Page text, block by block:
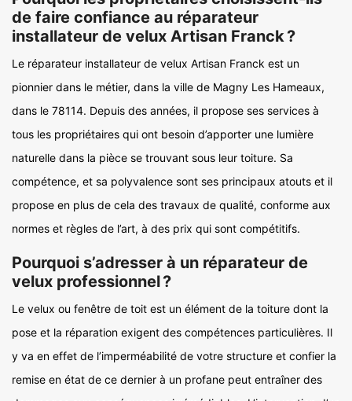
de faire confiance au réparateur
installateur de velux Artisan Franck ?
Le réparateur installateur de velux Artisan Franck est un
pionnier dans le métier, dans la ville de Magny Les Hameaux,
dans le 78114. Depuis des années, il propose ses services à
tous les propriétaires qui ont besoin d’apporter une lumière
naturelle dans la pièce se trouvant sous leur toiture. Sa
compétence, et sa polyvalence sont ses principaux atouts et il
propose en plus de cela des travaux de qualité, conforme aux
normes et règles de l’art, à des prix qui sont compétitifs.
Pourquoi s’adresser à un réparateur de
velux professionnel ?
Le velux ou fenêtre de toit est un élément de la toiture dont la
pose et la réparation exigent des compétences particulières. Il
y va en effet de l’imperméabilité de votre structure et confier la
remise en état de ce dernier à un profane peut entraîner des